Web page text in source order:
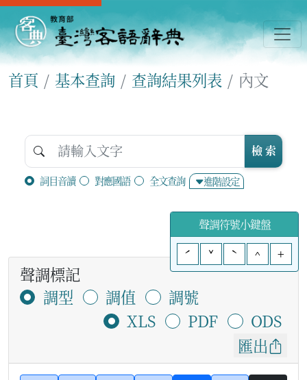
首頁 基本查詢 查詢結果列表 內文
詞目音讀 對應國語 全文查詢 進階設定
檢 索
聲調符號小鍵盤
ˊ
ˇ ˋ ^ +
聲調標記
調型
調值
調號
XLS
PDF
ODS
匯出